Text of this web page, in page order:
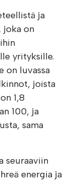
ja
joka on
yrityksille.
on luvassa
joista
1,8
100, ja
sama
seuraaviin
energia ja